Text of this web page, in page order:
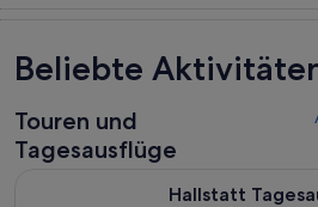
Beliebte
Touren und
Tagesausflüge
Hallstatt